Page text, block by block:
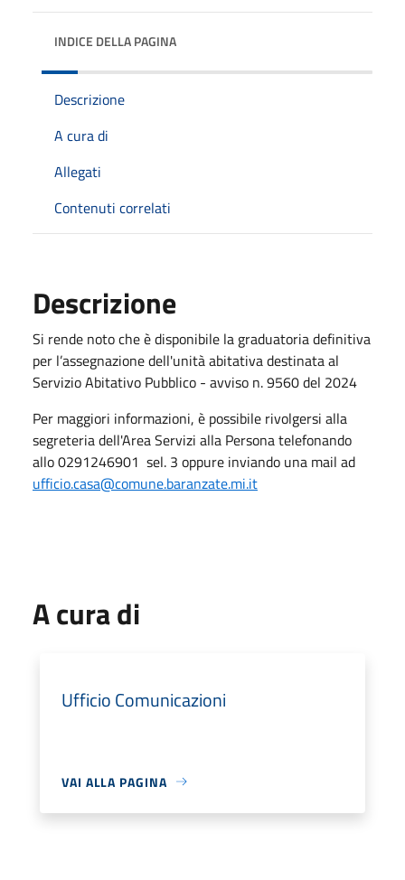
INDICE DELLA PAGINA
Descrizione
A cura di
Allegati
Contenuti correlati
Descrizione
Si rende noto che è disponibile la graduatoria definitiva
per l’assegnazione dell'unità abitativa destinata al
Servizio Abitativo Pubblico - avviso n. 9560 del 2024
Per maggiori informazioni, è possibile rivolgersi alla
segreteria dell'Area Servizi alla Persona telefonando
allo 0291246901 sel. 3 oppure inviando una mail ad
ufficio.casa@comune.baranzate.mi.it
A cura di
Ufficio Comunicazioni
VAI ALLA PAGINA